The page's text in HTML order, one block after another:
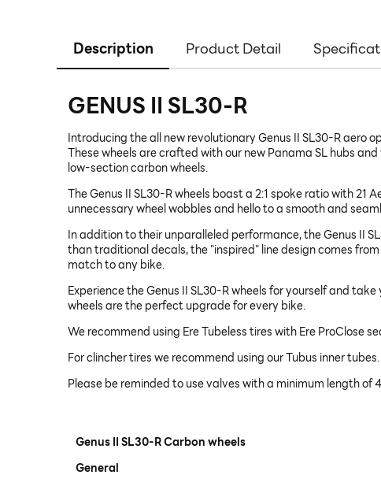
Description Product Detail
GENUS II SL30-R
Introducing the all new revolutionary Genus II SL30-R
These wheels are crafted with our new Panama SL hubs
low-section carbon wheels.
The Genus II SL30-R wheels boast a 2:1 spoke ratio with
unnecessary wheel wobbles and hello to a smooth and
In addition to their unparalleled performance, the Genus II
than traditional decals, the "inspired" line design comes
match to any bike.
Experience the Genus II SL30-R wheels for yourself and
wheels are the perfect upgrade for every bike.
We recommend using Ere Tubeless tires with Ere ProClose
For clincher tires we recommend using our Tubus inner tubes.
Please be reminded to use valves with a minimum length
Genus II SL30-R Carbon wheels
General